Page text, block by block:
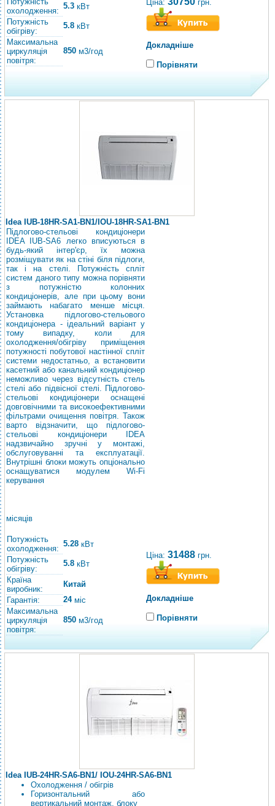
охолодження:
5.3 кВт
Потужність
обігріву:
5.8 кВт
Максимальна
циркуляція
повітря:
850 м3/год
Ціна: грн.
Докладніше
Порівняти
Idea IUB-18HR-SA1-BN1/IOU-18HR-SA1-BN1
Підлогово-стельові кондиціонери
IDEA IUB-SA6 легко вписуються в
будь-який інтер'єр, їх можна
розміщувати як на стіні біля підлоги,
так і на стелі. Потужність спліт
систем даного типу можна порівняти
з потужністю колонних
кондиціонерів, але при цьому вони
займають набагато менше місця.
Установка підлогово-стельового
кондиціонера - ідеальний варіант у
тому випадку, коли для
охолодження/обігріву приміщення
потужності побутової настінної спліт
системи недостатньо, а встановити
касетний або канальний кондиціонер
неможливо через відсутність стель
стелі або підвісної стелі. Підлогово-
стельові кондиціонери оснащені
довговічними та високоефективними
фільтрами очищення повітря. Також
варто відзначити, що підлогово-
стельові кондиціонери IDEA
надзвичайно зручні у монтажі,
обслуговуванні та експлуатації.
Внутрішні блоки можуть опціонально
оснащуватися модулем Wi-Fi
керування
місяців
Потужність
охолодження:
5.28 кВт
Потужність
обігріву:
5.8 кВт
Країна
виробник:
Китай
Гарантія:
24міс
Максимальна
циркуляція
повітря:
850 м3/год
Ціна: 31488 грн.
Докладніше
Порівняти
Idea IUB-24HR-SA6-BN1/ IOU-24HR-SA6-BN1
Охолодження / обігрів
Горизонтальний або
вертикальний монтаж. блоку